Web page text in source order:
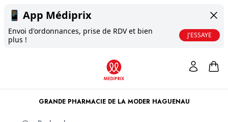
📱 App Médiprix
Envoi d'ordonnances, prise de RDV et bien
plus !
J'ESSAYE
GRANDE PHARMACIE DE LA MODER HAGUENAU